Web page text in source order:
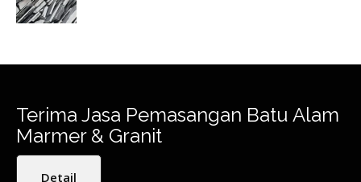
Terima Jasa Pemasangan Batu Alam
Marmer & Granit
Detail